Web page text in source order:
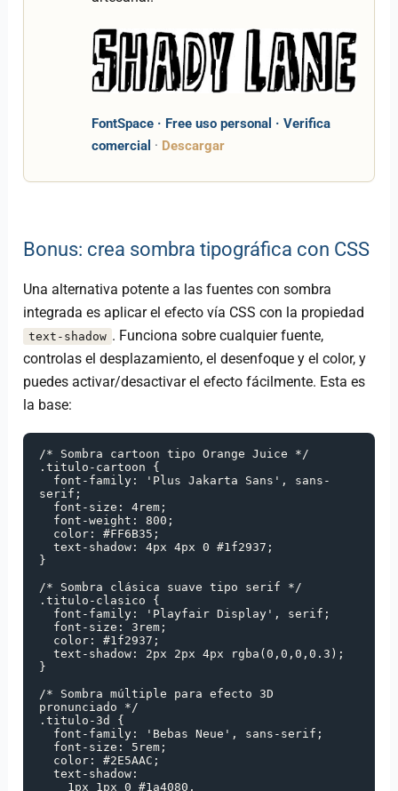
FontSpace · Free uso personal · Verifica
comercial · Descargar
Bonus: crea sombra tipográfica con CSS
Una alternativa potente a las fuentes con sombra
integrada es aplicar el efecto vía CSS con la propiedad
text-shadow . Funciona sobre cualquier fuente,
controlas el desplazamiento, el desenfoque y el color, y
puedes activar/desactivar el efecto fácilmente. Esta es
la base:
/* Sombra cartoon tipo Orange Juice */
.titulo-cartoon {
serif;
  text-shadow: 4px 4px 0 #1f2937;
}
/* Sombra clásica suave tipo serif */
.titulo-clasico {
  text-shadow: 2px 2px 4px rgba(0,0,0,0.3);
}
/* Sombra múltiple para efecto 3D
pronunciado */
.titulo-3d {
  text-shadow: